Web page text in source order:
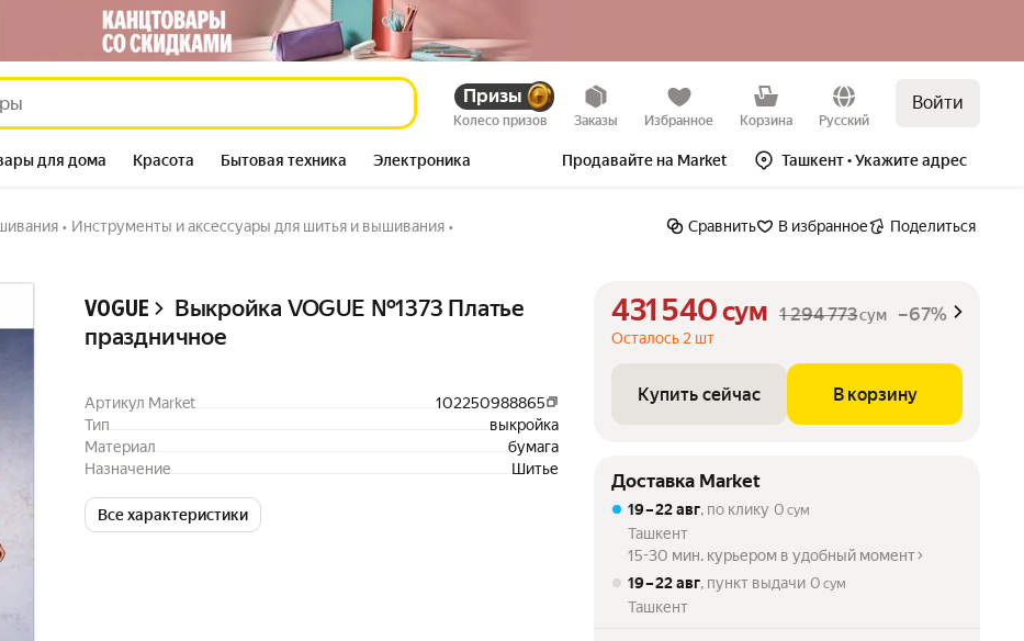
Призы
Колесо призов Заказы Избранное Корзина Русский
Войти
для дома Красота Бытовая техника Электроника Продавайте на Market Ташкент• Укажите адрес
• Инструменты и аксессуары для шитья и вышивания •
Сравнить В избранное Поделиться
VOGUE
Выкройка VOGUE №1373 Платье
праздничное
Артикул Market
102250988865
Тип
выкройка
Материал
бумага
Назначение
Шитье
Все характеристики
431 540сум 1 294 773сум –67%
Осталось 2 шт
Купить сейчас В корзину
1 294 773сум –67% Купить сейчас В корзину
Доставка Market
19 – 22 авг, по клику 0 сум
Ташкент
15-30 мин. курьером в удобный момент
19 – 22 авг, пункт выдачи 0 сум
Ташкент